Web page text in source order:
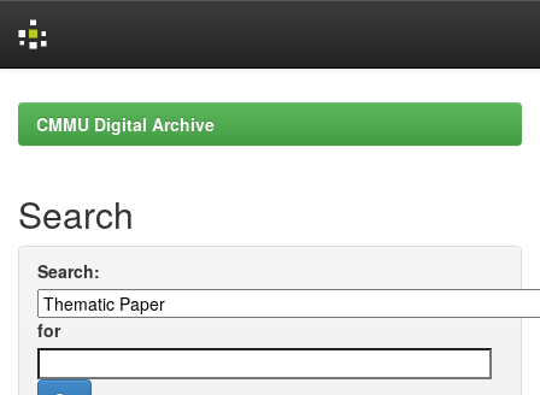
navigationCMMU Digital Archive
Search
Search:
for